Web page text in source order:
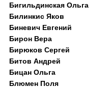
Бигильдинская Ольга
Билинкис Яков
Биневич Евгений
Бирон Вера
Бирюков Сергей
Битов Андрей
Бицан Ольга
Блюмен Поля